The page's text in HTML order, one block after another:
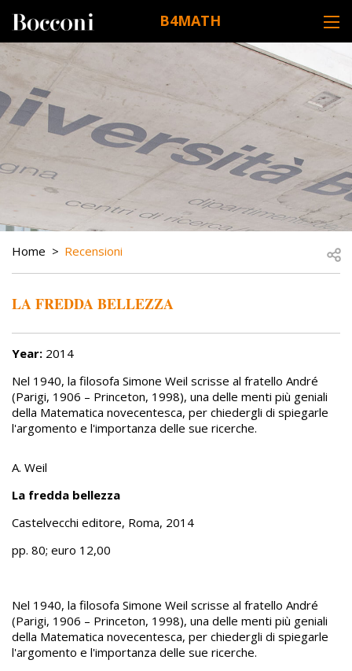
B4MATH
DESK NAVIGATION
BREADCRUMB
Home Recensioni
LA FREDDA BELLEZZA
Year: 2014
Nel 1940, la filosofa Simone Weil scrisse al fratello André
(Parigi, 1906 – Princeton, 1998), una delle menti più geniali
della Matematica novecentesca, per chiedergli di spiegarle
l'argomento e l'importanza delle sue ricerche.
A. Weil
La fredda bellezza
Castelvecchi editore, Roma, 2014
pp. 80; euro 12,00
Nel 1940, la filosofa Simone Weil scrisse al fratello André
(Parigi, 1906 – Princeton, 1998), una delle menti più geniali
della Matematica novecentesca, per chiedergli di spiegarle
l'argomento e l'importanza delle sue ricerche.